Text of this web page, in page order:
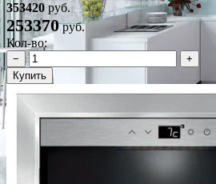
353420руб.
253370руб.
Кол-во:
−
+
Купить